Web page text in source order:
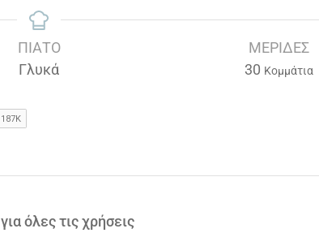
ΠΙΆΤΟ
Γλυκά
ΜΕΡΊΔΕΣ
30 Κομμάτια
για όλες τις χρήσεις